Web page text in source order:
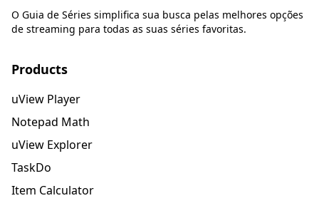
O Guia de Séries simplifica sua busca pelas melhores opções
de streaming para todas as suas séries favoritas.
Products
uView Player
Notepad Math
uView Explorer
TaskDo
Item Calculator